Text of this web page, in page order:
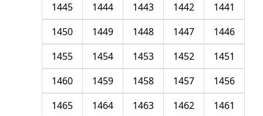
1441
1442
1443
1444
1445
1446
1447
1448
1449
1450
1451
1452
1453
1454
1455
1456
1457
1458
1459
1460
1461
1462
1463
1464
1465